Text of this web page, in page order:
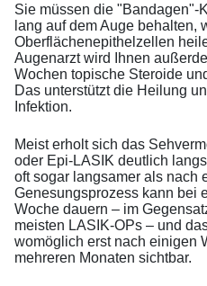
Sie müssen die "Bandagen"-
lang auf dem Auge behalten,
Oberflächenepithelzellen
Augenarzt wird Ihnen
Wochen topische Steroide
Das unterstützt die Heilung
Infektion.
Meist erholt sich das
oder Epi-LASIK deutlich
oft sogar langsamer als nach
Genesungsprozess kann bei
Woche dauern – im
meisten LASIK-OPs – und
womöglich erst nach einigen
mehreren Monaten sichtbar.